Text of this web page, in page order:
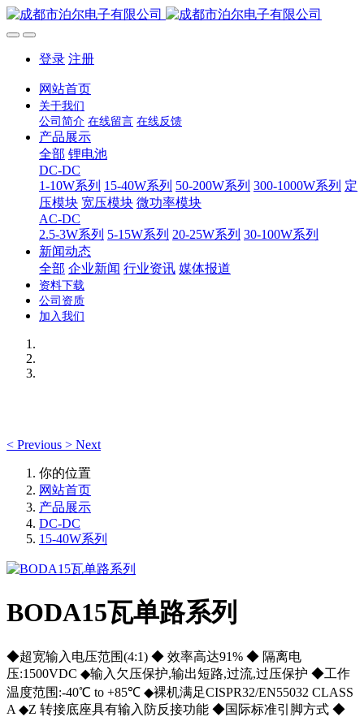
登录 注册
网站首页
关于我们
公司简介 在线留言 在线反馈
产品展示
全部 锂电池
DC-DC
1-10W系列 15-40W系列 50-200W系列 300-1000W系列 定
压模块 宽压模块 微功率模块
AC-DC
2.5-3W系列 5-15W系列 20-25W系列 30-100W系列
新闻动态
全部 企业新闻 行业资讯 媒体报道
资料下载
公司资质
加入我们
< Previous > Next
你的位置
网站首页
产品展示
DC-DC
15-40W系列
BODA15瓦单路系列
◆超宽输入电压范围(4:1) ◆ 效率高达91% ◆ 隔离电
压:1500VDC ◆输入欠压保护,输出短路,过流,过压保护 ◆工作
温度范围:-40℃ to +85℃ ◆裸机满足CISPR32/EN55032 CLASS
A ◆Z 转接底座具有输入防反接功能 ◆国际标准引脚方式 ◆